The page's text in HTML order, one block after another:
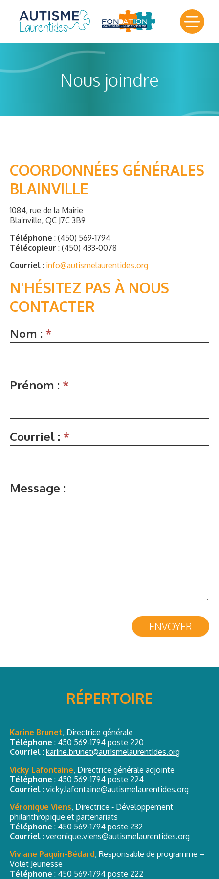
Nous joindre
COORDONNÉES GÉNÉRALES
BLAINVILLE
1084, rue de la Mairie
Blainville, QC J7C 3B9
Téléphone : (450) 569-1794
Télécopieur : (450) 433-0078
Courriel : info@autismelaurentides.org
N'HÉSITEZ PAS À NOUS
CONTACTER
NOUS
JOINDRE
Nom : *
Prénom : *
Courriel : *
Message :
ENVOYER
RÉPERTOIRE
Karine Brunet, Directrice générale
Téléphone : 450 569-1794 poste 220
Courriel : karine.brunet@autismelaurentides.org
Vicky Lafontaine, Directrice générale adjointe
Téléphone : 450 569-1794 poste 224
Courriel : vicky.lafontaine@autismelaurentides.org
Véronique Viens, Directrice ‑ Développement
philanthropique et partenariats
Téléphone : 450 569-1794 poste 232
Courriel : veronique.viens@autismelaurentides.org
Viviane Paquin-Bédard, Responsable de programme –
Volet Jeunesse
Téléphone : 450 569-1794 poste 222